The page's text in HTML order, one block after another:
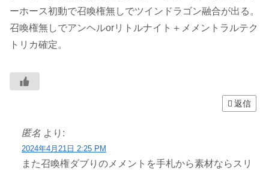
ーホース初動で召喚権無しでツインドラゴン融合が出る。
召喚権無しでアンヘルorリトルナイト＋メメントラルテク
トリカ確定。
返信
匿名 より:
2024年4月21日 2:25 PM
また召喚権ダブりのメメントを手札から素材ならスリ